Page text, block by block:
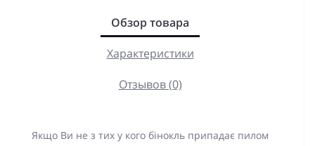
Обзор товара
Характеристики
Отзывов (0)
Якщо Ви не з тих у кого бінокль припадає пилом